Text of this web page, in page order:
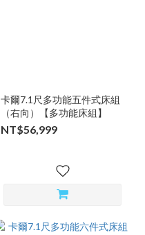
卡爾7.1尺多功能五件式床組
（右向）【多功能床組】
NT$56,999